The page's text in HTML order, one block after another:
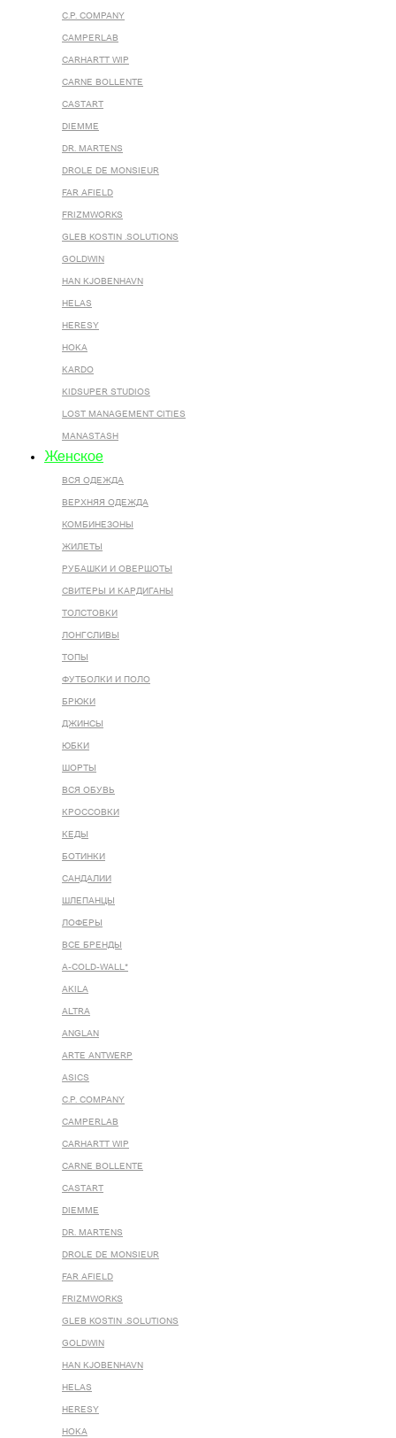
C.P. COMPANY
CAMPERLAB
CARHARTT WIP
CARNE BOLLENTE
CASTART
DIEMME
DR. MARTENS
DROLE DE MONSIEUR
FAR AFIELD
FRIZMWORKS
GLEB KOSTIN .SOLUTIONS
GOLDWIN
HAN KJOBENHAVN
HELAS
HERESY
HOKA
KARDO
KIDSUPER STUDIOS
LOST MANAGEMENT CITIES
MANASTASH
Женское
ВСЯ ОДЕЖДА
ВЕРХНЯЯ ОДЕЖДА
КОМБИНЕЗОНЫ
ЖИЛЕТЫ
РУБАШКИ И ОВЕРШОТЫ
СВИТЕРЫ И КАРДИГАНЫ
ТОЛСТОВКИ
ЛОНГСЛИВЫ
ТОПЫ
ФУТБОЛКИ И ПОЛО
БРЮКИ
ДЖИНСЫ
ЮБКИ
ШОРТЫ
ВСЯ ОБУВЬ
КРОССОВКИ
КЕДЫ
БОТИНКИ
САНДАЛИИ
ШЛЕПАНЦЫ
ЛОФЕРЫ
ВСЕ БРЕНДЫ
A-COLD-WALL*
AKILA
ALTRA
ANGLAN
ARTE ANTWERP
ASICS
C.P. COMPANY
CAMPERLAB
CARHARTT WIP
CARNE BOLLENTE
CASTART
DIEMME
DR. MARTENS
DROLE DE MONSIEUR
FAR AFIELD
FRIZMWORKS
GLEB KOSTIN .SOLUTIONS
GOLDWIN
HAN KJOBENHAVN
HELAS
HERESY
HOKA